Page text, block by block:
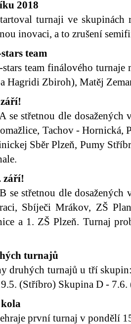
2018
turnaji ve skupinách
inovaci, a to zrušení
team
team finálového turnaje
Hagridi Zbiroh), Matěj
se střetnou dle
Tachov - Hornická,
Sběr Plzeň, Pumy
září!
se střetnou dle
Sbíječi Mrákov, ZŠ
a 1. ZŠ Plzeň. Turnaj
turnajů
druhých turnajů u tří
(Stříbro) Skupina D -
první turnaj v pondělí